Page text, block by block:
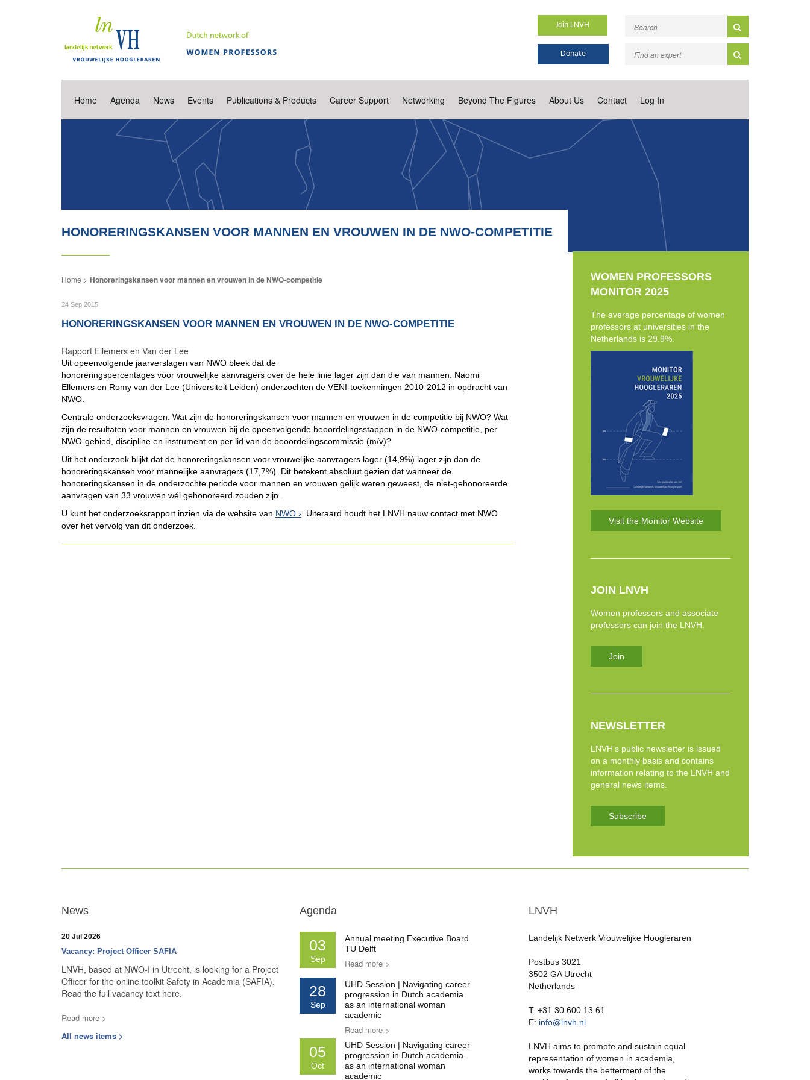
Join LNVH
Donate
Home Agenda News Events Publications & Products Career Support Networking Beyond The Figures About Us Contact Log In
HONORERINGSKANSEN VOOR MANNEN EN VROUWEN IN DE NWO-COMPETITIE
Honoreringskansen voor mannen en vrouwen in de NWO-competitie
24 Sep 2015
HONORERINGSKANSEN VOOR MANNEN EN VROUWEN IN DE NWO-COMPETITIE
Rapport Ellemers en Van der Lee
Uit opeenvolgende jaarverslagen van NWO bleek dat de
honoreringspercentages voor vrouwelijke aanvragers over de hele linie lager zijn dan die van mannen. Naomi
Ellemers en Romy van der Lee (Universiteit Leiden) onderzochten de VENI-toekenningen 2010-2012 in opdracht van
NWO.
Centrale onderzoeksvragen: Wat zijn de honoreringskansen voor mannen en vrouwen in de competitie bij NWO? Wat
zijn de resultaten voor mannen en vrouwen bij de opeenvolgende beoordelingsstappen in de NWO-competitie, per
NWO-gebied, discipline en instrument en per lid van de beoordelingscommissie (m/v)?
Uit het onderzoek blijkt dat de honoreringskansen voor vrouwelijke aanvragers lager (14,9%) lager zijn dan de
honoreringskansen voor mannelijke aanvragers (17,7%). Dit betekent absoluut gezien dat wanneer de
honoreringskansen in de onderzochte periode voor mannen en vrouwen gelijk waren geweest, de niet-gehonoreerde
aanvragen van 33 vrouwen wél gehonoreerd zouden zijn.
U kunt het onderzoeksrapport inzien via de website van NWO
. Uiteraard houdt het LNVH nauw contact met NWO
over het vervolg van dit onderzoek.
WOMEN PROFESSORS
MONITOR 2025
The average percentage of women
professors at universities in the
Netherlands is 29.9%.
Visit the Monitor Website
JOIN LNVH
Women professors and associate
professors can join the LNVH.
Join
NEWSLETTER
LNVH’s public newsletter is issued
on a monthly basis and contains
information relating to the LNVH and
general news items.
Subscribe
News
20 Jul 2026
Vacancy: Project Officer SAFIA
LNVH, based at NWO-I in Utrecht, is looking for a Project
Officer for the online toolkit Safety in Academia (SAFIA).
Read the full vacancy text here.
Read more >
All news items >
Agenda
03
Sep
Annual meeting Executive Board
TU Delft
Read more >
28
Sep
UHD Session | Navigating career
progression in Dutch academia
as an international woman
academic
Read more >
05
Oct
UHD Session | Navigating career
progression in Dutch academia
as an international woman
academic
LNVH
Landelijk Netwerk Vrouwelijke Hoogleraren
Postbus 3021
3502 GA Utrecht
Netherlands
T: +31.30.600 13 61
E: info@lnvh.nl
LNVH aims to promote and sustain equal
representation of women in academia,
works towards the betterment of the